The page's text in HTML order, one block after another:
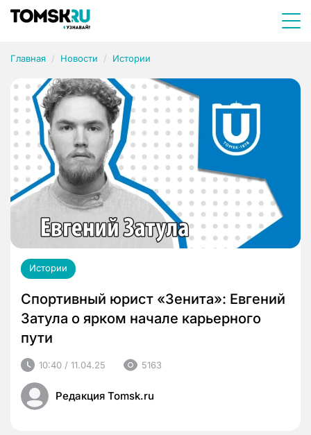
Главная Новости Истории
Истории
Спортивный юрист «Зенита»: Евгений
Затула о ярком начале карьерного
пути
10:40 / 11.04.25 5163
Редакция Tomsk.ru